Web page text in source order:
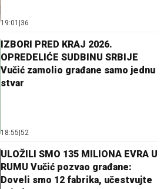
19:01 36
IZBORI PRED KRAJ 2026.
OPREDELIĆE SUDBINU SRBIJE
Vučić zamolio građane samo jednu
stvar
18:55 52
ULOŽILI SMO 135 MILIONA EVRA U
RUMU Vučić pozvao građane:
Doveli smo 12 fabrika, učestvujte